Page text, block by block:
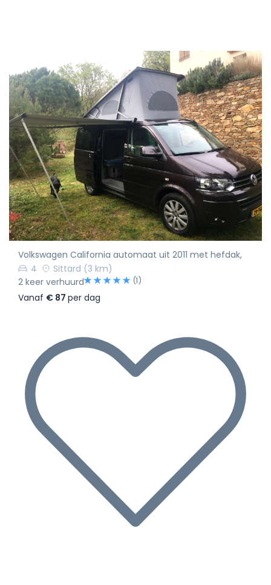
Volkswagen California automaat uit 2011 met hefdak,
4
Sittard (3 km)
2 keer verhuurd
(1)
Vanaf € 87 per dag